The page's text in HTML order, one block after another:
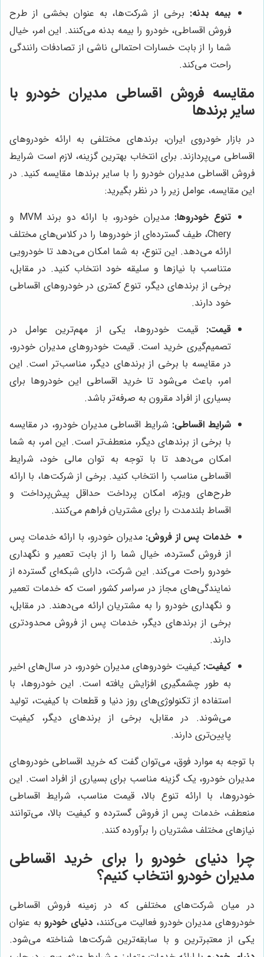
بیمه بدنه: برخی از شرکت‌ها، به عنوان بخشی از طرح
فروش اقساطی، خودرو را بیمه بدنه می‌کنند. این امر، خیال
شما را از بابت خسارات احتمالی ناشی از تصادفات رانندگی
راحت می‌کند.
مقایسه فروش اقساطی مدیران خودرو با
سایر برندها
در بازار خودروی ایران، برندهای مختلفی به ارائه خودروهای
اقساطی می‌پردازند. برای انتخاب بهترین گزینه، لازم است شرایط
فروش اقساطی مدیران خودرو را با سایر برندها مقایسه کنید. در
این مقایسه، عوامل زیر را در نظر بگیرید:
تنوع خودروها:
مدیران خودرو، با ارائه دو برند MVM و
Chery، طیف گسترده‌ای از خودروها را در کلاس‌های مختلف
ارائه می‌دهد. این تنوع، به شما امکان می‌دهد تا خودرویی
متناسب با نیازها و سلیقه خود انتخاب کنید. در مقابل،
برخی از برندهای دیگر، تنوع کمتری در خودروهای اقساطی
خود دارند.
قیمت: قیمت خودروها، یکی از مهم‌ترین عوامل در
تصمیم‌گیری خرید است. قیمت خودروهای مدیران خودرو،
در مقایسه با برخی از برندهای دیگر، مناسب‌تر است. این
امر، باعث می‌شود تا خرید اقساطی این خودروها برای
بسیاری از افراد مقرون به صرفه‌تر باشد.
شرایط اقساطی: شرایط اقساطی مدیران خودرو، در مقایسه
با برخی از برندهای دیگر، منعطف‌تر است. این امر، به شما
امکان می‌دهد تا با توجه به توان مالی خود، شرایط
اقساطی مناسب را انتخاب کنید. برخی از شرکت‌ها، با ارائه
طرح‌های ویژه، امکان پرداخت حداقل پیش‌پرداخت و
اقساط بلندمدت را برای مشتریان فراهم می‌کنند.
خدمات پس از فروش: مدیران خودرو، با ارائه خدمات پس
از فروش گسترده، خیال شما را از بابت تعمیر و نگهداری
خودرو راحت می‌کند. این شرکت، دارای شبکه‌ای گسترده از
نمایندگی‌های مجاز در سراسر کشور است که خدمات تعمیر
و نگهداری خودرو را به مشتریان ارائه می‌دهند. در مقابل،
برخی از برندهای دیگر، خدمات پس از فروش محدودتری
دارند.
کیفیت: کیفیت خودروهای مدیران خودرو، در سال‌های اخیر
به طور چشمگیری افزایش یافته است. این خودروها، با
استفاده از تکنولوژی‌های روز دنیا و قطعات با کیفیت، تولید
می‌شوند. در مقابل، برخی از برندهای دیگر، کیفیت
پایین‌تری دارند.
با توجه به موارد فوق، می‌توان گفت که خرید اقساطی خودروهای
مدیران خودرو، یک گزینه مناسب برای بسیاری از افراد است. این
خودروها، با ارائه تنوع بالا، قیمت مناسب، شرایط اقساطی
منعطف، خدمات پس از فروش گسترده و کیفیت بالا، می‌توانند
نیازهای مختلف مشتریان را برآورده کنند.
چرادنیای خودرو را برای خرید اقساطی
مدیران خودرو انتخاب کنیم؟
در میان شرکت‌های مختلفی که در زمینه فروش اقساطی
خودروهای مدیران خودرو فعالیت می‌کنند،دنیای خودروبه عنوان
یکی از معتبرترین و با سابقه‌ترین شرکت‌ها شناخته می‌شود.